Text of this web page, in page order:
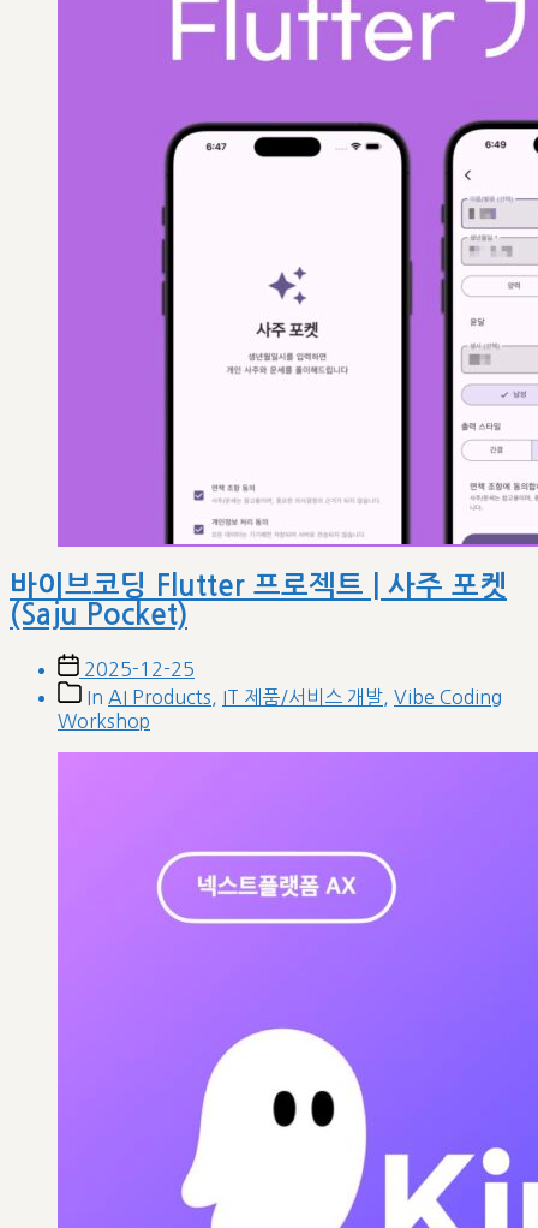
바이브코딩 Flutter 프로젝트 | 사주 포켓
(Saju Pocket)
Post
date
2025-12-25
Post
categories
In AI Products, IT 제품/서비스 개발, Vibe Coding
Workshop